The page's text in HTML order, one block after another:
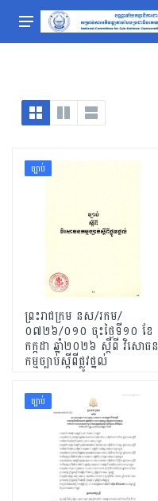
ច្បាប់
ព្រះរាជក្រម នស/រកម/
០៧២៦/០១០ ចុះថ្ងៃទី១០​ ខែ
កក្កដា ឆ្នាំ២០២៦ ស្តីពី វិសោធន
កម្មច្បាប់ស្តីពីផ្លូវថ្នល់
ច្បាប់